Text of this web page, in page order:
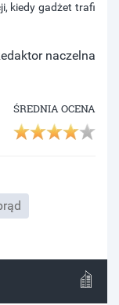
kiedy gadżet trafi
naczelna
ŚREDNIA OCENA